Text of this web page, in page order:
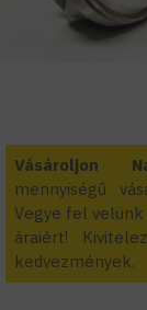
Vásároljon
mennyiségű
Vegye fel
áraiért!
kedvezmények.